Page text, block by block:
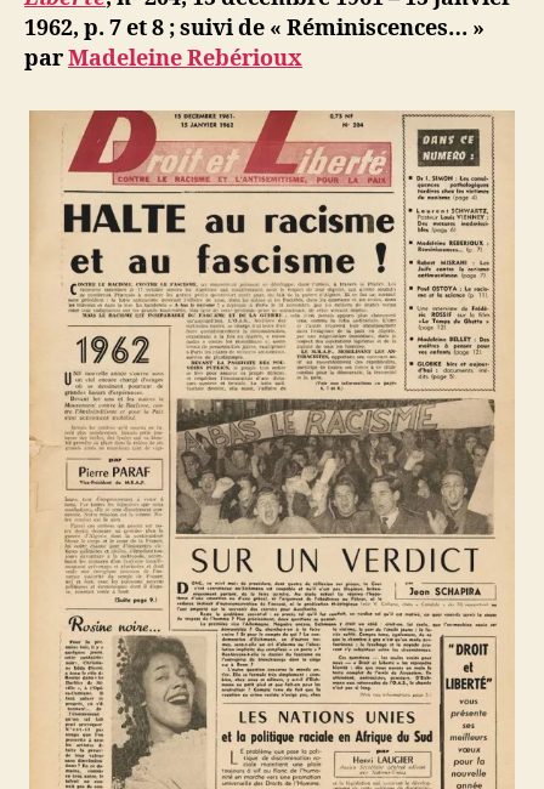
1962, p. 7 et 8 ; suivi de « Réminiscences… »
parMadeleine Rebérioux